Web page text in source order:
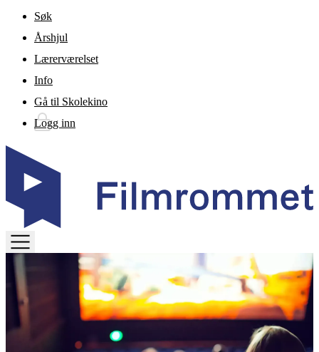
Gå til hovedinnhold
Søk
Årshjul
Lærerværelset
Info
Gå til Skolekino
Logg inn
TOGGLE